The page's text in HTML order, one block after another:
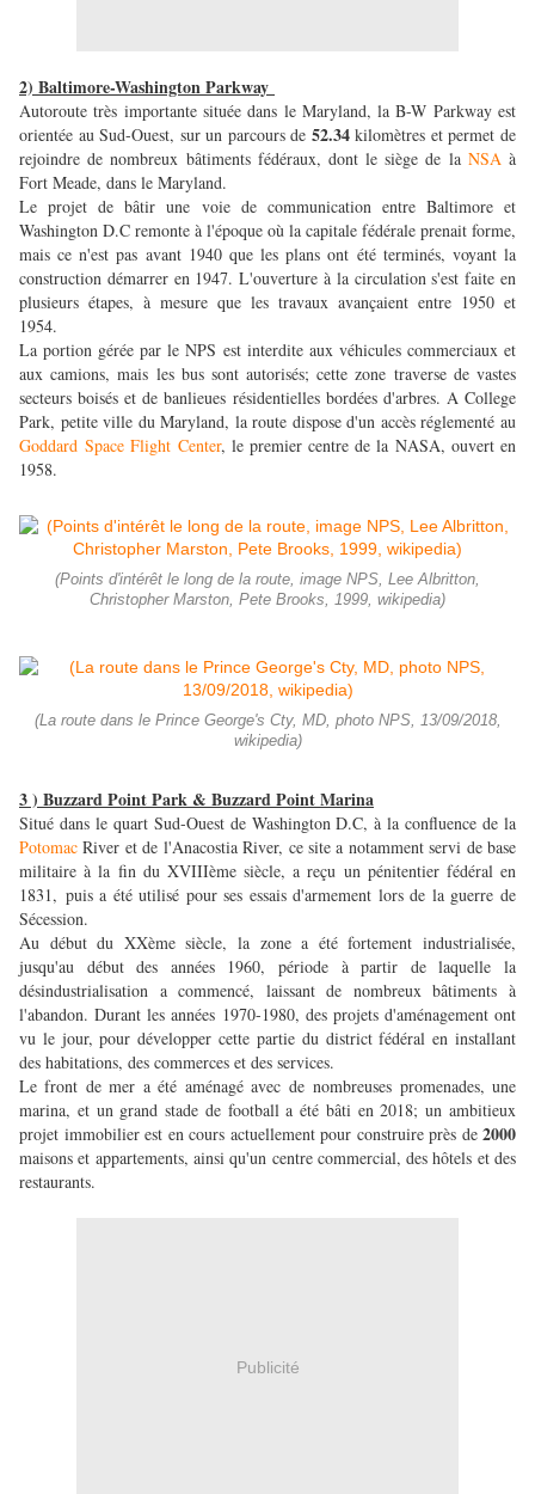
2) Baltimore-Washington Parkway
Autoroute très importante située dans le Maryland, la B-W Parkway est
orientée au Sud-Ouest, sur un parcours de 52.34kilomètres et permet de
rejoindre de nombreux bâtiments fédéraux, dont le siège de la NSAà
Fort Meade, dans le Maryland.
Le projet de bâtir une voie de communication entre Baltimore et
Washington D.C remonte à l'époque où la capitale fédérale prenait forme,
mais ce n'est pas avant 1940 que les plans ont été terminés, voyant la
construction démarrer en 1947. L'ouverture à la circulation s'est faite en
plusieurs étapes, à mesure que les travaux avançaient entre 1950 et
1954.
La portion gérée par le NPS est interdite aux véhicules commerciaux et
aux camions, mais les bus sont autorisés; cette zone traverse de vastes
secteurs boisés et de banlieues résidentielles bordées d'arbres. A College
Park, petite ville du Maryland, la route dispose d'un accès réglementé au
Goddard Space Flight Center, le premier centre de la NASA, ouvert en
1958.
(Points d'intérêt le long de la route, image NPS, Lee Albritton,
Christopher Marston, Pete Brooks, 1999, wikipedia)
(La route dans le Prince George's Cty, MD, photo NPS, 13/09/2018,
wikipedia)
3 ) Buzzard Point Park & Buzzard Point Marina
Situé dans le quart Sud-Ouest de Washington D.C, à la confluence de la
Potomac River et de l'Anacostia River, ce site a notamment servi de base
militaire à la fin du XVIIIème siècle, a reçu un pénitentier fédéral en
1831, puis a été utilisé pour ses essais d'armement lors de la guerre de
Sécession.
Au début du XXème siècle, la zone a été fortement industrialisée,
jusqu'au début des années 1960, période à partir de laquelle la
désindustrialisation a commencé, laissant de nombreux bâtiments à
l'abandon. Durant les années 1970-1980, des projets d'aménagement ont
vu le jour, pour développer cette partie du district fédéral en installant
des habitations, des commerces et des services.
Le front de mer a été aménagé avec de nombreuses promenades, une
marina, et un grand stade de football a été bâti en 2018; un ambitieux
projet immobilier est en cours actuellement pour construire près de 2000
maisons et appartements, ainsi qu'un centre commercial, des hôtels et des
restaurants.
Publicité